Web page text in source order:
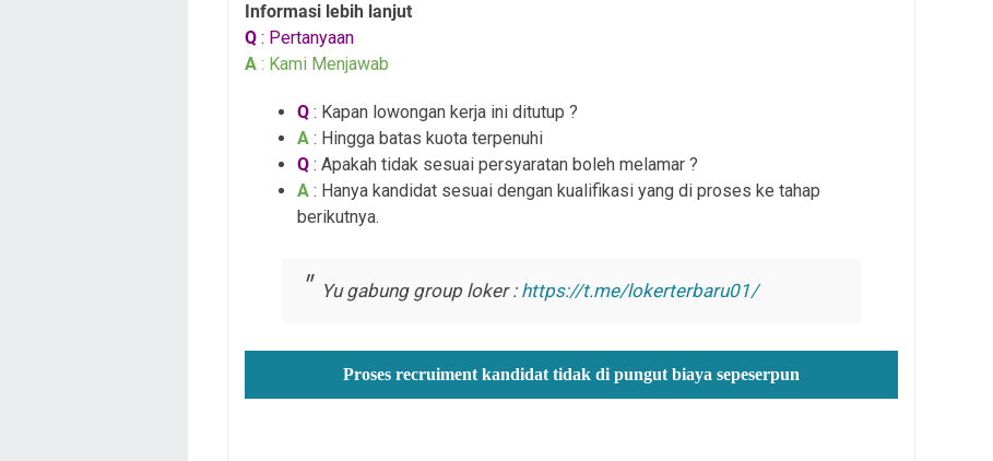
Informasi lebih lanjut
Q : Pertanyaan
A : Kami Menjawab
Q : Kapan lowongan kerja ini ditutup ?
A : Hingga batas kuota terpenuhi
Q : Apakah tidak sesuai persyaratan boleh melamar ?
A : Hanya kandidat sesuai dengan kualifikasi yang di proses ke tahap
berikutnya.
Yu gabung group loker : https://t.me/lokerterbaru01/
Proses recruiment kandidat tidak di pungut biaya sepeserpun